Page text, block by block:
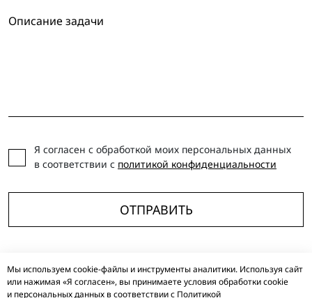
Я согласен с обработкой моих персональных данных
в соответствии с политикой конфиденциальности
ОТПРАВИТЬ
TELEGRAM VKONTAKTE YOUTUBE DZEN VC RUTUBE
Мы используем cookie-файлы и инструменты аналитики. Используя сайт
или нажимая «Я согласен», вы принимаете условия обработки cookie
и персональных данных в соответствии с Политикой